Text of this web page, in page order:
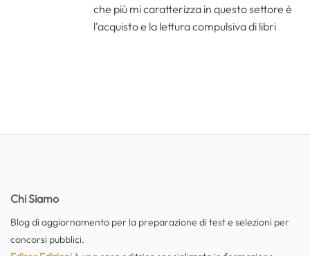
che più mi caratterizza in questo settore è
l'acquisto e la lettura compulsiva di libri
Chi Siamo
Blog di aggiornamento per la preparazione di test e selezioni per
concorsi pubblici.